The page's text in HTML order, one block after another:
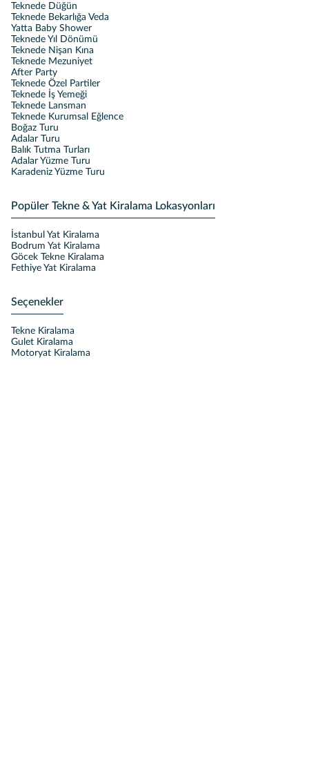
Teknede Düğün
Teknede Bekarlığa Veda
Yatta Baby Shower
Teknede Yıl Dönümü
Teknede Nişan Kına
Teknede Mezuniyet
After Party
Teknede Özel Partiler
Teknede İş Yemeği
Teknede Lansman
Teknede Kurumsal Eğlence
Boğaz Turu
Adalar Turu
Balık Tutma Turları
Adalar Yüzme Turu
Karadeniz Yüzme Turu
Popüler Tekne & Yat Kiralama Lokasyonları
İstanbul Yat Kiralama
Bodrum Yat Kiralama
Göcek Tekne Kiralama
Fethiye Yat Kiralama
Seçenekler
Tekne Kiralama
Gulet Kiralama
Motoryat Kiralama